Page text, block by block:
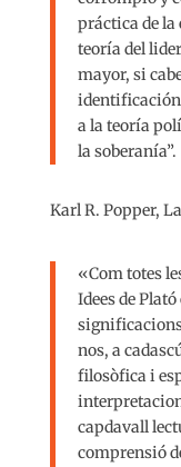
práctica de
teoría del
mayor, si
a la teoría
la soberanía”.
Karl R. Popper,
«Com totes
Idees de
nos, a
filosòfica i
capdavall
comprensió